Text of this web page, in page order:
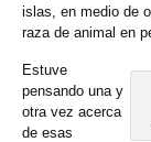
islas, en medio de
raza de animal en
Estuve
pensando una y
otra vez acerca
de esas